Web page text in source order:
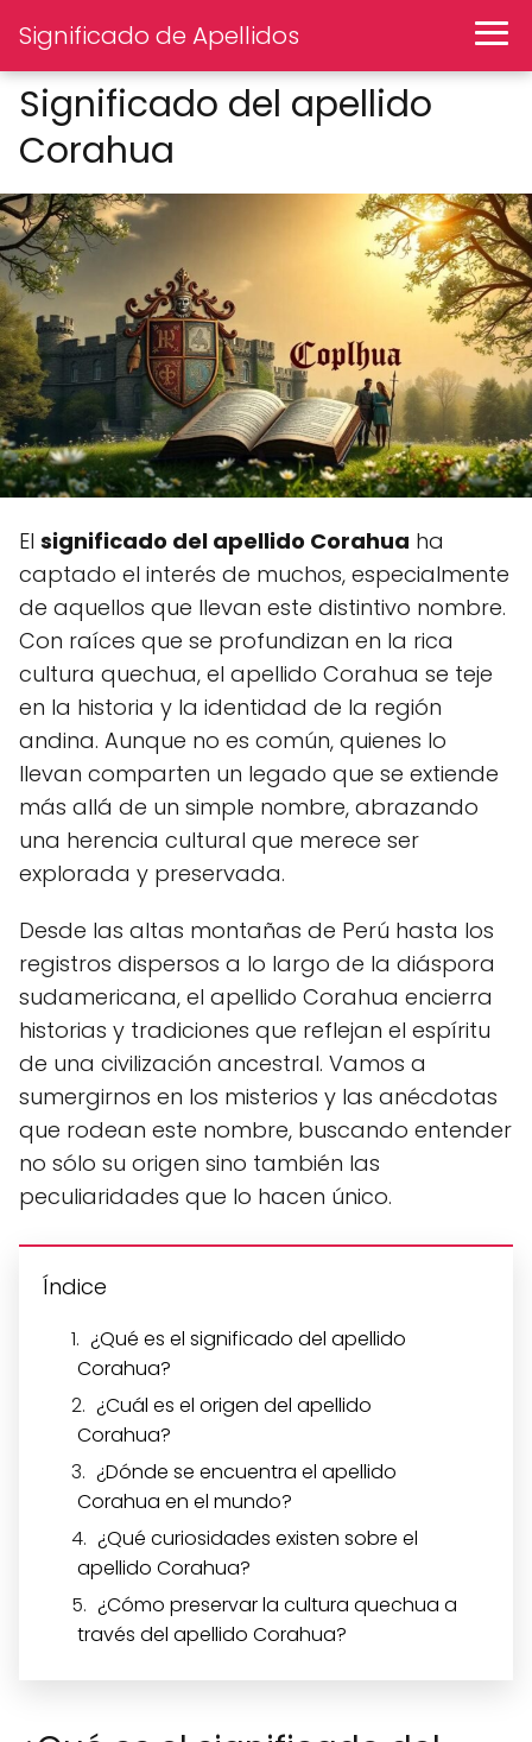
Significado de Apellidos
Significado del apellido
Corahua
El significado del apellido Corahua ha
captado el interés de muchos, especialmente
de aquellos que llevan este distintivo nombre.
Con raíces que se profundizan en la rica
cultura quechua, el apellido Corahua se teje
en la historia y la identidad de la región
andina. Aunque no es común, quienes lo
llevan comparten un legado que se extiende
más allá de un simple nombre, abrazando
una herencia cultural que merece ser
explorada y preservada.
Desde las altas montañas de Perú hasta los
registros dispersos a lo largo de la diáspora
sudamericana, el apellido Corahua encierra
historias y tradiciones que reflejan el espíritu
de una civilización ancestral. Vamos a
sumergirnos en los misterios y las anécdotas
que rodean este nombre, buscando entender
no sólo su origen sino también las
peculiaridades que lo hacen único.
Índice
¿Qué es el significado del apellido
Corahua?
¿Cuál es el origen del apellido
Corahua?
¿Dónde se encuentra el apellido
Corahua en el mundo?
¿Qué curiosidades existen sobre el
apellido Corahua?
¿Cómo preservar la cultura quechua a
través del apellido Corahua?